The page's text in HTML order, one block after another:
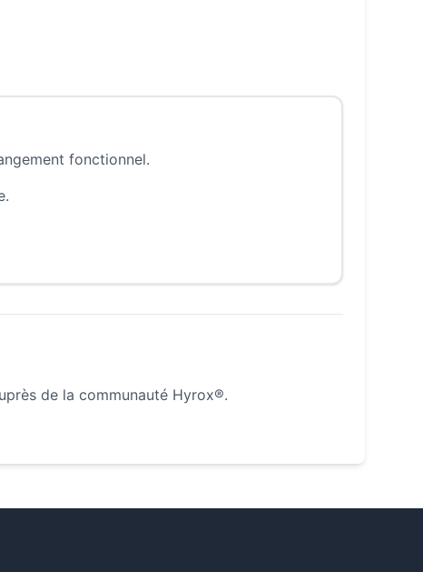
fonctionnel.
de la communauté Hyrox®.